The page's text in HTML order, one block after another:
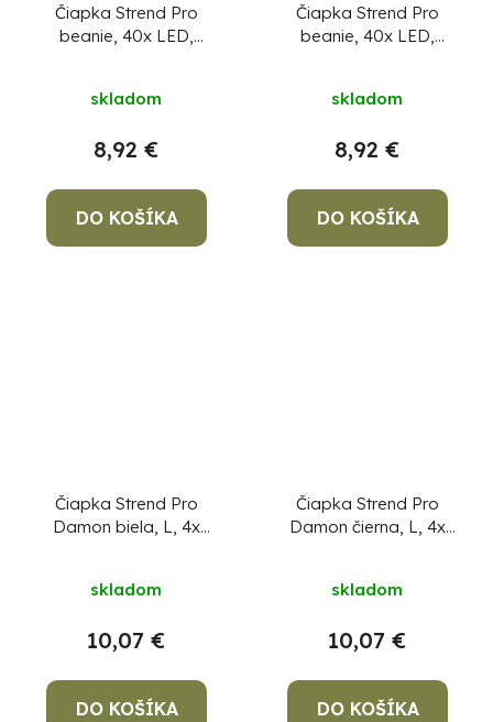
Čiapka Strend Pro
beanie, 40x LED,
skladom
8,92 €
DO KOŠÍKA
Čiapka Strend Pro
beanie, 40x LED,
batéria
skladom
8,92 €
DO KOŠÍKA
Čiapka Strend Pro
Damon biela, L, 4x
hodnotenie
je
5,0
z
skladom
10,07 €
DO KOŠÍKA
Čiapka Strend Pro
Damon čierna, L, 4x
skladom
10,07 €
DO KOŠÍKA